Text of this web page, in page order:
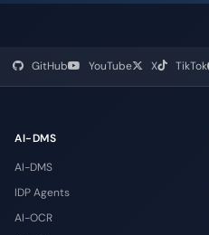
GitHub YouTube X TikTok
AI-DMS
AI-DMS
IDP Agents
AI-OCR